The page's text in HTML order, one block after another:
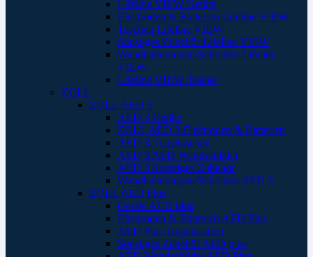
Lifeline VIEW Geräte
Elektroden & Batterien Lifeline VIEW
Taschen Lifeline VIEW
Sonstiges Zubehör Lifeline VIEW
Wandhalterungen/Schränke Lifeline
VIEW
Lifeline VIEW Trainer
ZOLL
ZOLL AED 3
AED 3 Geräte
ZOLL AED 3 Elektroden & Batterien
AED 3 Tragetaschen
AED 3 AED Wandschilder
AED 3 Sonstiges Zubehör
Wandhalterungen/Schränke AED 3
ZOLL AED Plus
Geräte AED plus
Elektroden & Batterien AED Plus
AED Plus Tragetaschen
Sonstiges Zubehör AED plus